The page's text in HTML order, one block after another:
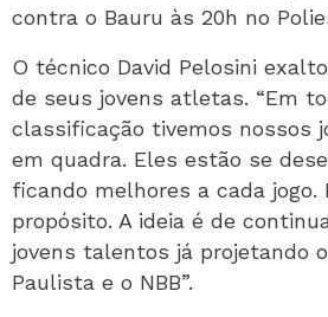
contra o Bauru às 20h no
O técnico David Pelosini
de seus jovens atletas. “Em
classificação tivemos nossos
em quadra. Eles estão se
ficando melhores a cada jogo.
propósito. A ideia é de
jovens talentos já projetando
Paulista e o NBB”.